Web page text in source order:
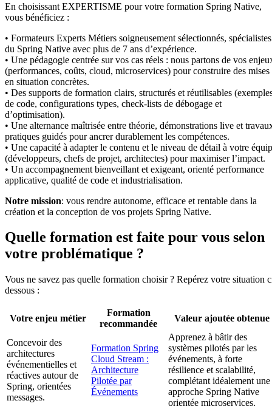
En choisissant EXPERTISME pour votre formation Spring Native,
vous bénéficiez :
• Formateurs Experts Métiers soigneusement sélectionnés, spécialistes
du Spring Native avec plus de 7 ans d’expérience.
• Une pédagogie centrée sur vos cas réels : nous partons de vos
(performances, coûts, cloud, microservices) pour construire des mises
en situation concrètes.
• Des supports de formation clairs, structurés et réutilisables
de code, configurations types, check-lists de débogage et
d’optimisation).
• Une alternance maîtrisée entre théorie, démonstrations live et
pratiques guidés pour ancrer durablement les compétences.
• Une capacité à adapter le contenu et le niveau de détail à votre
(développeurs, chefs de projet, architectes) pour maximiser l’impact.
• Un accompagnement bienveillant et exigeant, orienté performance
applicative, qualité de code et industrialisation.
Notre mission: vous rendre autonome, efficace et rentable dans la
création et la conception de vos projets Spring Native.
Quelle formation est faite pour vous selon
votre problématique ?
Vous ne savez pas quelle formation choisir ? Repérez votre situation
dessous :
Votre enjeu métier
Formation
recommandée
Valeur ajoutée obtenue
Concevoir des
architectures
événementielles et
réactives autour de
Spring, orientées
messages.
Formation Spring
Cloud Stream :
Architecture
Pilotée par
Événements
Apprenez à bâtir des
systèmes pilotés par les
événements, à forte
résilience et scalabilité,
complétant idéalement une
approche Spring Native
orientée microservices.